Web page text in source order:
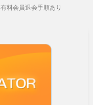
有料会員退会手順あり